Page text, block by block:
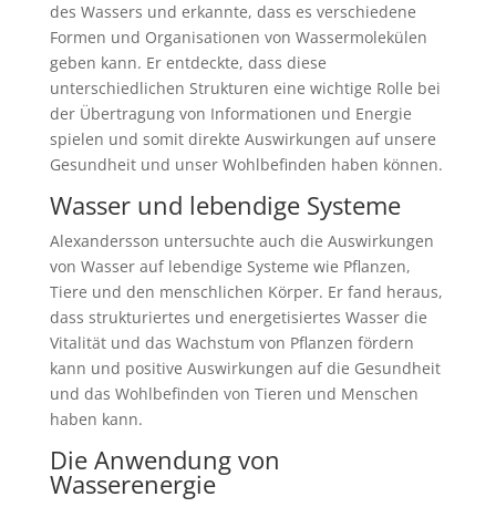
des Wassers und erkannte, dass es verschiedene
Formen und Organisationen von Wassermolekülen
geben kann. Er entdeckte, dass diese
unterschiedlichen Strukturen eine wichtige Rolle bei
der Übertragung von Informationen und Energie
spielen und somit direkte Auswirkungen auf unsere
Gesundheit und unser Wohlbefinden haben können.
Wasser und lebendige Systeme
Alexandersson untersuchte auch die Auswirkungen
von Wasser auf lebendige Systeme wie Pflanzen,
Tiere und den menschlichen Körper. Er fand heraus,
dass strukturiertes und energetisiertes Wasser die
Vitalität und das Wachstum von Pflanzen fördern
kann und positive Auswirkungen auf die Gesundheit
und das Wohlbefinden von Tieren und Menschen
haben kann.
Die Anwendung von
Wasserenergie